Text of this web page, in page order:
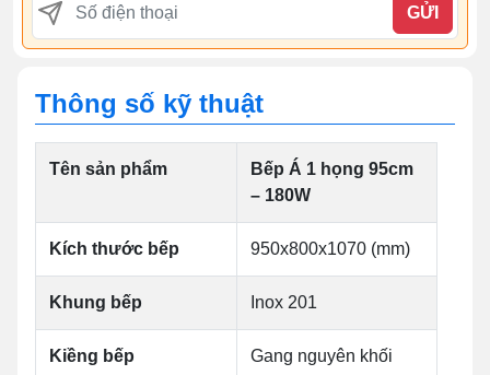
GỬI
Thông số kỹ thuật
Tên sản phẩm
Bếp Á 1 họng 95cm
– 180W
Kích thước bếp 950x800x1070 (mm)
Khung bếp Inox 201
Kiềng bếp Gang nguyên khối